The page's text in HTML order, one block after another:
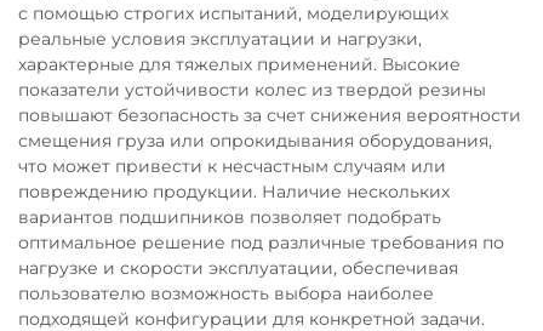
с помощью строгих испытаний, моделирующих
реальные условия эксплуатации и нагрузки,
характерные для тяжелых применений. Высокие
показатели устойчивости колес из твердой резины
повышают безопасность за счет снижения вероятности
смещения груза или опрокидывания оборудования,
что может привести к несчастным случаям или
повреждению продукции. Наличие нескольких
вариантов подшипников позволяет подобрать
оптимальное решение под различные требования по
нагрузке и скорости эксплуатации, обеспечивая
пользователю возможность выбора наиболее
подходящей конфигурации для конкретной задачи.